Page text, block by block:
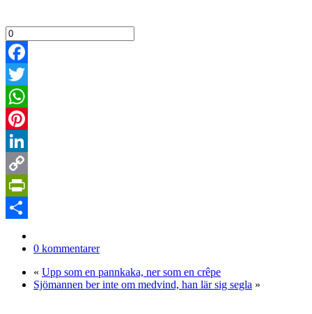
Facebook
Twitter
WhatsApp
Pinterest
LinkedIn
Copy
Link
PrintFriendly
0 kommentarer
« Upp som en pannkaka, ner som en crêpe
Sjömannen ber inte om medvind, han lär sig segla »